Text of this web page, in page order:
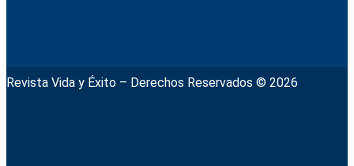
Revista Vida y Éxito – Derechos Reservados © 2026